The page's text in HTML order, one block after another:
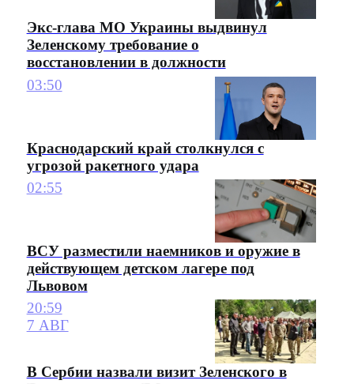
Экс-глава МО Украины выдвинул
Зеленскому требование о
восстановлении в должности
03:50
Краснодарский край столкнулся с
угрозой ракетного удара
02:55
ВСУ разместили наемников и оружие в
действующем детском лагере под
Львовом
20:59
7 АВГ
В Сербии назвали визит Зеленского в